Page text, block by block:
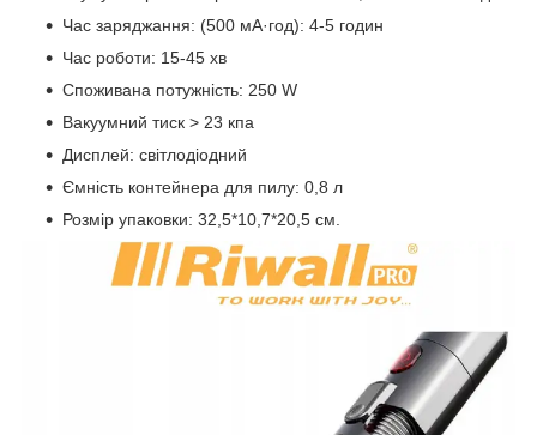
Час заряджання: (500 мА·год): 4-5 годин
Час роботи: 15-45 хв
Споживана потужність: 250 W
Вакуумний тиск > 23 кпа
Дисплей: світлодіодний
Ємність контейнера для пилу: 0,8 л
Розмір упаковки: 32,5*10,7*20,5 см.